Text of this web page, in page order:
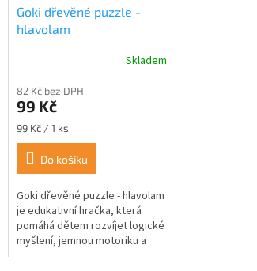
Goki dřevěné puzzle -
hlavolam
Skladem
82 Kč bez DPH
99 Kč
Měrná
cena:
99 Kč / 1 ks
Do košíku
Goki dřevěné puzzle - hlavolam
je edukativní hračka, která
pomáhá dětem rozvíjet logické
myšlení, jemnou motoriku a